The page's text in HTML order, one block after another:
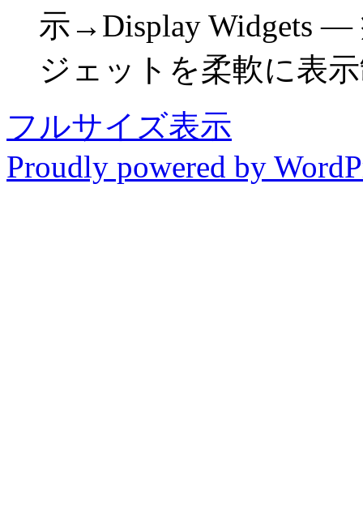
示→Display Widgets —
ジェットを柔軟に表
フルサイズ表示
Proudly powered by